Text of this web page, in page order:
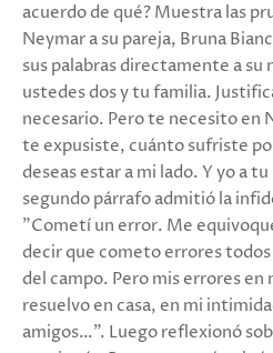
acuerdo de qué? Muestra las
Neymar a su pareja, Bruna
sus palabras directamente a
ustedes dos y tu familia.
necesario. Pero te necesito en
te expusiste, cuánto sufriste
deseas estar a mi lado. Y yo a
segundo párrafo admitió la
"Cometí un error. Me
decir que cometo errores
del campo. Pero mis errores en
resuelvo en casa, en mi
amigos…". Luego reflexionó